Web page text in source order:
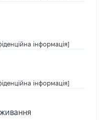
інформація]
інформація]